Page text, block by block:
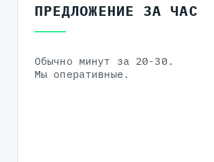
ПРЕДЛОЖЕНИЕ ЗА ЧАС
Обычно минут за 20-30.
Мы оперативные.